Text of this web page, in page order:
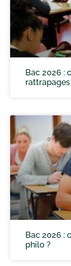
Bac 2026 :
rattrapages
Bac 2026 :
philo ?